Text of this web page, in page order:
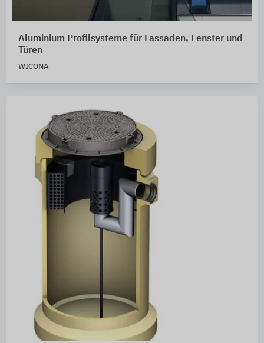
Aluminium Profilsysteme für Fassaden, Fenster und
Türen
WICONA